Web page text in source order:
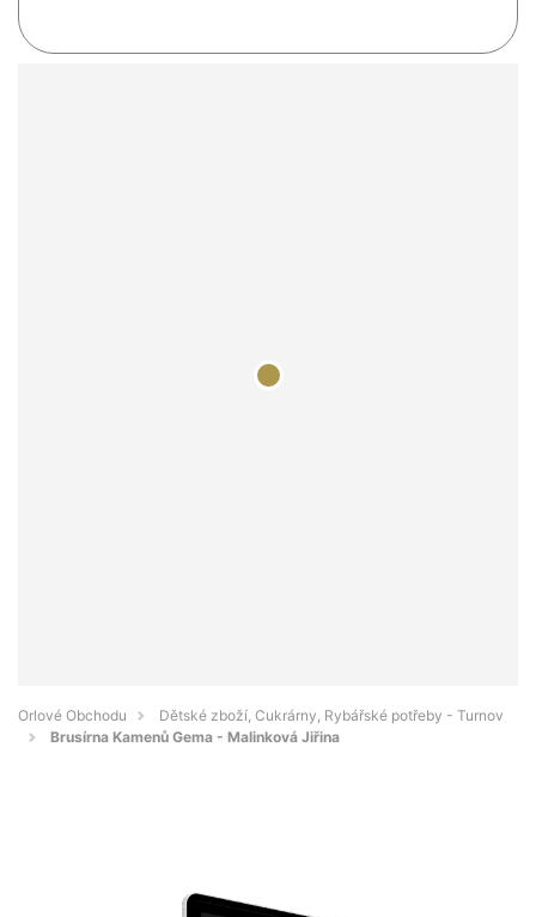
Orlové Obchodu
Dětské zboží, Cukrárny, Rybářské potřeby - Turnov
Brusírna Kamenů Gema - Malinková Jiřina